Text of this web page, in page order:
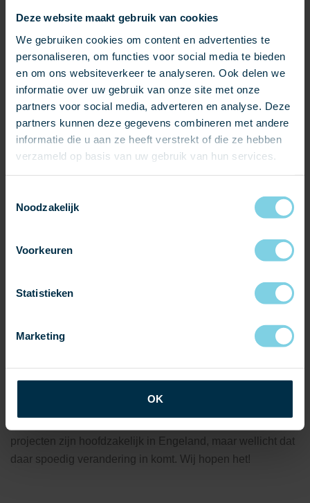
Deze website maakt gebruik van cookies
We gebruiken cookies om content en advertenties te
personaliseren, om functies voor social media te bieden
en om ons websiteverkeer te analyseren. Ook delen we
informatie over uw gebruik van onze site met onze
partners voor social media, adverteren en analyse. Deze
partners kunnen deze gegevens combineren met andere
informatie die u aan ze heeft verstrekt of die ze hebben
verzameld op basis van uw gebruik van hun services.
Noodzakelijk
Voorkeuren
Statistieken
Marketing
OK
Vindt u dit product interessant en mooi, aarzel niet en
neem gerust contact met ons op.
projecten zijn hoofdzakelijk in Engeland, maar wellicht dat
daar spoedig verandering in komt. Wij hopen het!